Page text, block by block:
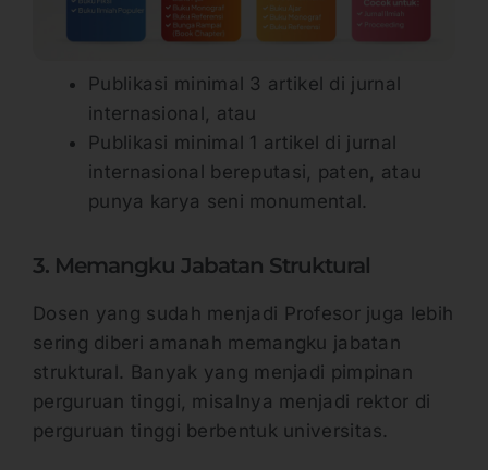
Publikasi minimal 3 artikel di jurnal
internasional, atau
Publikasi minimal 1 artikel di jurnal
internasional bereputasi, paten, atau
punya karya seni monumental.
3. Memangku Jabatan Struktural
Dosen yang sudah menjadi Profesor juga lebih
sering diberi amanah memangku jabatan
struktural. Banyak yang menjadi pimpinan
perguruan tinggi, misalnya menjadi rektor di
perguruan tinggi berbentuk universitas.